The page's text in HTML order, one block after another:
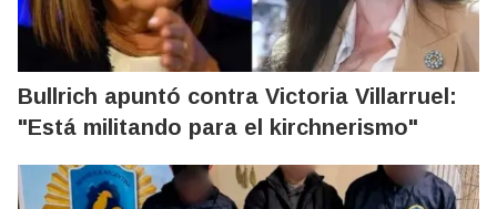
Bullrich apuntó contra Victoria Villarruel:
"Está militando para el kirchnerismo"